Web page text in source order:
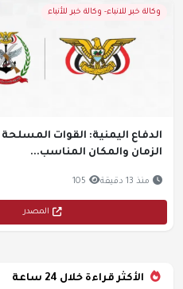
وكالة خبر للانباء- وكالة خبر للأنباء
الدفاع اليمنية: القوات
الزمان والمكان المناسب...
منذ 13 دقيقة 105
المصدر
الأكثر قراءة خلال 24 ساعة